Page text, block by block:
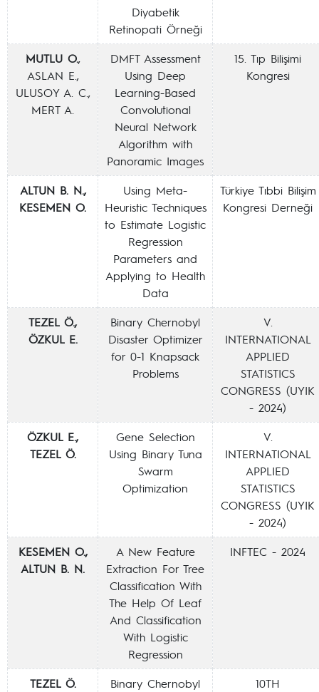
Diyabetik
Retinopati Örneği
MUTLU O.,
ASLAN E.,
ULUSOY A. C.,
MERT A.
DMFT Assessment
Using Deep
Learning-Based
Convolutional
Neural Network
Algorithm with
Panoramic Images
15. Tıp Bilişimi
Kongresi
ALTUN B. N.,
KESEMEN O.
Using Meta-
Heuristic Techniques
to Estimate Logistic
Regression
Parameters and
Applying to Health
Data
Türkiye Tıbbi Bilişim
Kongresi Derneği
TEZEL Ö.,
ÖZKUL E.
Binary Chernobyl
Disaster Optimizer
for 0-1 Knapsack
Problems
V.
INTERNATIONAL
APPLIED
STATISTICS
CONGRESS (UYIK
- 2024)
ÖZKUL E.,
TEZEL Ö.
Gene Selection
Using Binary Tuna
Swarm
Optimization
V.
INTERNATIONAL
APPLIED
STATISTICS
CONGRESS (UYIK
- 2024)
KESEMEN O.,
ALTUN B. N.
A New Feature
Extraction For Tree
Classification With
The Help Of Leaf
And Classification
With Logistic
Regression
INFTEC - 2024
TEZEL Ö.
Binary Chernobyl
10TH